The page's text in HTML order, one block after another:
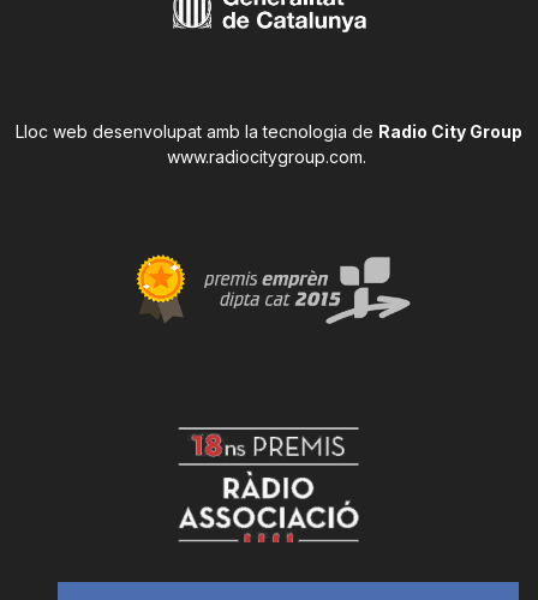
Lloc web desenvolupat amb la tecnologia de Radio City Group
www.radiocitygroup.com.